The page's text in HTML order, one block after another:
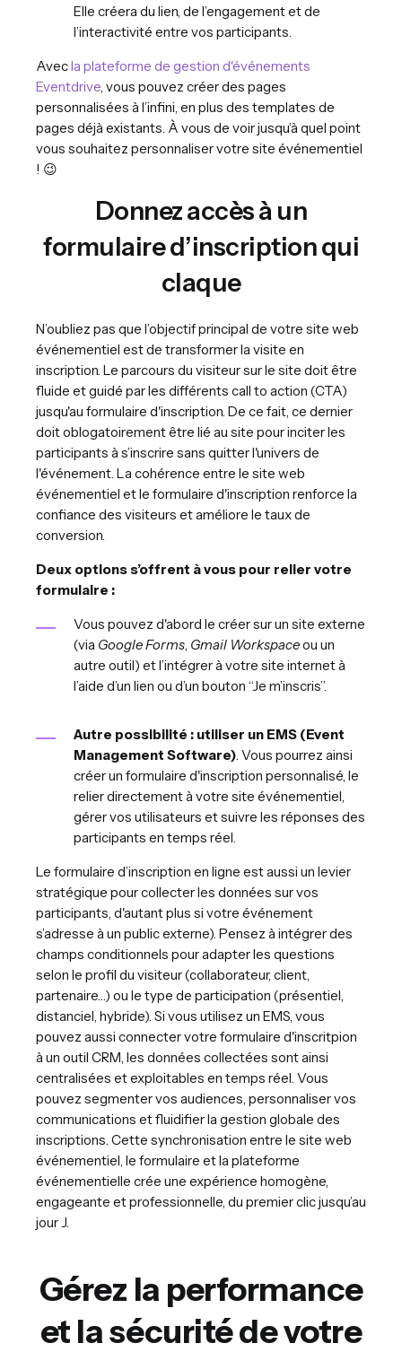
Elle créera du lien, de l’engagement et de
l’interactivité entre vos participants.
Avecla plateforme de gestion d'événements
Eventdrive, vous pouvez créer des pages
personnalisées à l’infini, en plus des templates de
pages déjà existants. À vous de voir jusqu’à quel point
vous souhaitez personnaliser votre site événementiel
! 😉
Donnez accès à un
formulaire d’inscription qui
claque
N’oubliez pas que l’objectif principal de votre site web
événementiel est de transformer la visite en
inscription. Le parcours du visiteur sur le site doit être
fluide et guidé par les différents call to action (CTA)
jusqu'au formulaire d'inscription. De ce fait, ce dernier
doit oblogatoirement être lié au site pour inciter les
participants à s’inscrire sans quitter l'univers de
l'événement. La cohérence entre le site web
événementiel et le formulaire d'inscription renforce la
confiance des visiteurs et améliore le taux de
conversion.
Deux options s’offrent à vous pour relier votre
formulaire :
Vous pouvez d'abord le créer sur un site externe
(via Google Forms, Gmail Workspaceou un
autre outil) et l’intégrer à votre site internet à
l’aide d’un lien ou d’un bouton “Je m’inscris”.
Autre possibilité : utiliser un EMS (Event
Management Software). Vous pourrez ainsi
créer un formulaire d'inscription personnalisé, le
relier directement à votre site événementiel,
gérer vos utilisateurs et suivre les réponses des
participants en temps réel.
Le formulaire d’inscription en ligne est aussi un levier
stratégique pour collecter les données sur vos
participants, d'autant plus si votre événement
s’adresse à un public externe). Pensez à intégrer des
champs conditionnels pour adapter les questions
selon le profil du visiteur (collaborateur, client,
partenaire…) ou le type de participation (présentiel,
distanciel, hybride). Si vous utilisez un EMS, vous
pouvez aussi connecter votre formulaire d'inscritpion
à un outil CRM, les données collectées sont ainsi
centralisées et exploitables en temps réel. Vous
pouvez segmenter vos audiences, personnaliser vos
communications et fluidifier la gestion globale des
inscriptions. Cette synchronisation entre le site web
événementiel, le formulaire et la plateforme
événementielle crée une expérience homogène,
engageante et professionnelle, du premier clic jusqu’au
jour J.
Gérez la performance
et la sécurité de votre